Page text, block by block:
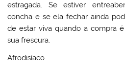
estragada. Se estiver
concha e se ela fechar ainda
de estar viva quando a compra
sua frescura.
Afrodisíaco